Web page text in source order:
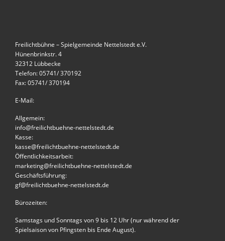
Freilichtbühne – Spielgemeinde Nettelstedt e.V.
Hünenbrinkstr. 4
32312 Lübbecke
Telefon: 05741/ 370192
Fax: 05741/ 370194
E-Mail:
Allgemein:
info@freilichtbuehne-nettelstedt.de
Kasse:
kasse@freilichtbuehne-nettelstedt.de
Öffentlichkeitsarbeit:
marketing@freilichtbuehne-nettelstedt.de
Geschäftsführung:
gf@freilichtbuehne-nettelstedt.de
Bürozeiten:
Samstags und Sonntags von 9 bis 12 Uhr (nur während der
Spielsaison von Pfingsten bis Ende August).